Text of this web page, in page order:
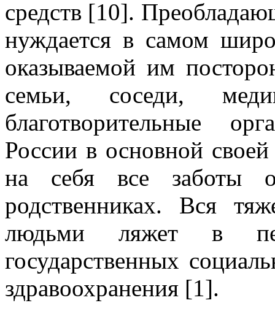
средств [10].
нуждается в самом
оказываемой им
семьи, соседи,
благотворительные
России в основной
на себя все заботы
родственниках. Вся
людьми ляжет в
государственных
здравоохранения [1].